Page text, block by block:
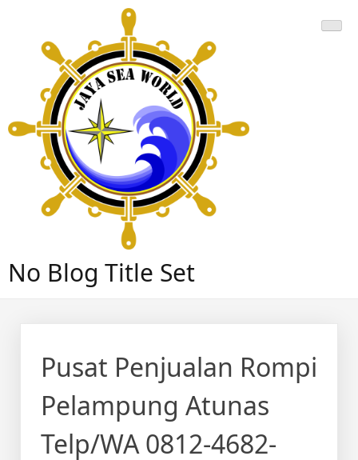
content
No Blog Title Set
Pusat Penjualan Rompi
Pelampung Atunas
Telp/WA 0812-4682-